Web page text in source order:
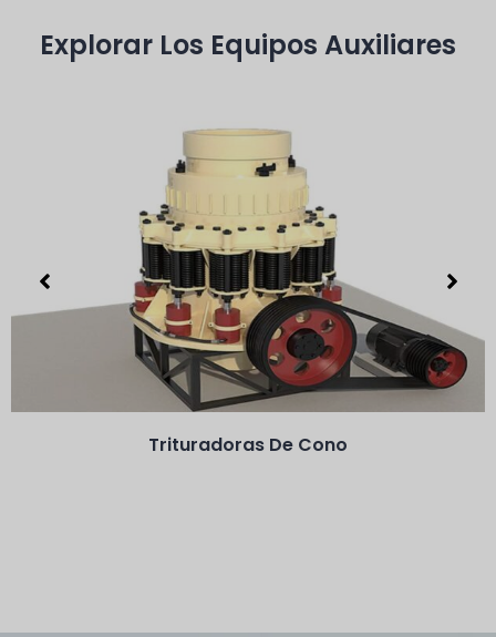
Explorar Los Equipos Auxiliares
Trituradoras De Cono